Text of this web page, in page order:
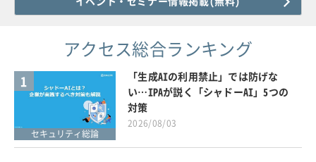
アクセス総合ランキング
1
セキュリティ総論
「生成AIの利用禁止」では防げな
い…IPAが説く「シャドーAI」5つの
対策
2026/08/03